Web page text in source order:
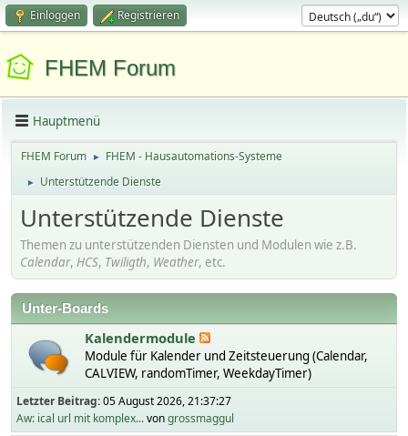
Einloggen Registrieren
FHEM Forum
Hauptmenü
FHEM Forum ► FHEM - Hausautomations-Systeme
► Unterstützende Dienste
Unterstützende Dienste
Themen zu unterstützenden Diensten und Modulen wie z.B.
Calendar, HCS, Twiligth, Weather, etc.
Unter-Boards
Kalendermodule
Module für Kalender und Zeitsteuerung (Calendar,
CALVIEW, randomTimer, WeekdayTimer)
Letzter Beitrag:05 August 2026, 21:37:27
Aw: ical url mit komplex...vongrossmaggul